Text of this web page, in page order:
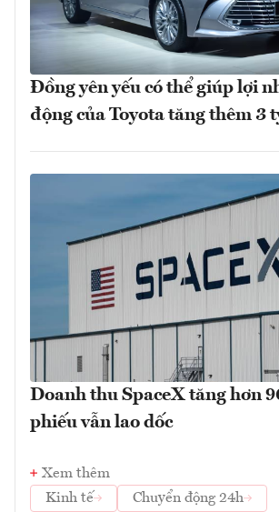
Đồng yên yếu có thể giúp lợi
động của Toyota tăng thêm 3
Doanh thu SpaceX tăng hơn
phiếu vẫn lao dốc
Xem thêm
Kinh tế
Chuyển động 24h